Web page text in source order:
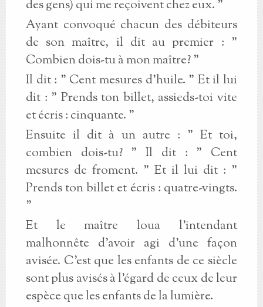
des gens) qui me reçoivent chez eux. "
Ayant convoqué chacun des débiteurs
de son maître, il dit au premier : "
Combien dois-tu à mon maître? "
Il dit : " Cent mesures d'huile. " Et il lui
dit : " Prends ton billet, assieds-toi vite
et écris : cinquante. "
Ensuite il dit à un autre : " Et toi,
combien dois-tu? " Il dit : " Cent
mesures de froment. " Et il lui dit : "
Prends ton billet et écris : quatre-vingts.
"
Et le maître loua l'intendant
malhonnête d'avoir agi d'une façon
avisée. C'est que les enfants de ce siècle
sont plus avisés à l'égard de ceux de leur
espèce que les enfants de la lumière.